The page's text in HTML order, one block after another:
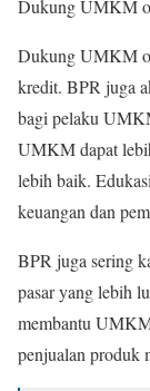
Dukung UMKM
Dukung UMKM
kredit. BPR juga
bagi pelaku
UMKM dapat
lebih baik.
keuangan dan
BPR juga sering
pasar yang lebih
membantu
penjualan produk